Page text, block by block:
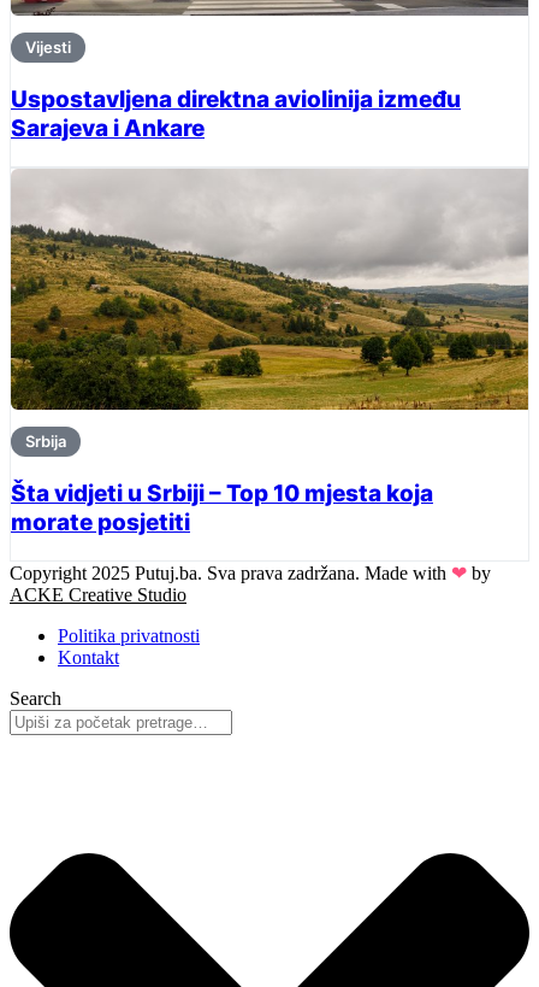
Vijesti
Uspostavljena direktna aviolinija između
Sarajeva i Ankare
Srbija
Šta vidjeti u Srbiji – Top 10 mjesta koja
morate posjetiti
Copyright 2025 Putuj.ba. Sva prava zadržana. Made with ❤ by
ACKE Creative Studio
Politika privatnosti
Kontakt
Search